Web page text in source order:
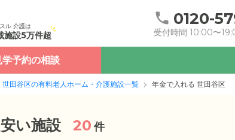
ル 介護は
施設5万件超
0120-
受付時間 10:00〜
学予約の相談
世田谷区の有料老人ホーム・介護施設一覧 年金で入れる 世田谷区
い施設 20 件